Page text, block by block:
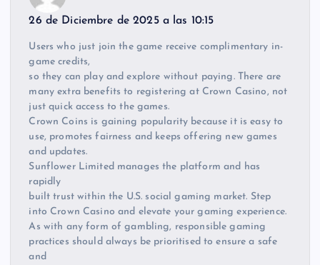
26 de Diciembre de 2025 a las 10:15
Users who just join the game receive complimentary in-
game credits,
so they can play and explore without paying. There are
many extra benefits to registering at Crown Casino, not
just quick access to the games.
Crown Coins is gaining popularity because it is easy to
use, promotes fairness and keeps offering new games
and updates.
Sunflower Limited manages the platform and has
rapidly
built trust within the U.S. social gaming market. Step
into Crown Casino and elevate your gaming experience.
As with any form of gambling, responsible gaming
practices should always be prioritised to ensure a safe
and